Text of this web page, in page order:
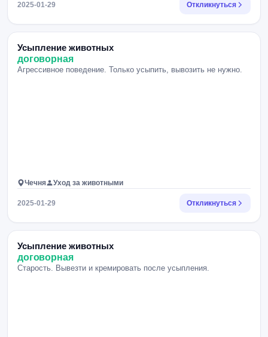
2025-01-29 Откликнуться
Усыпление животных
договорная
Агрессивное поведение. Только усыпить, вывозить не нужно.
Чечня Уход за животными
2025-01-29 Откликнуться
Усыпление животных
договорная
Старость. Вывезти и кремировать после усыпления.